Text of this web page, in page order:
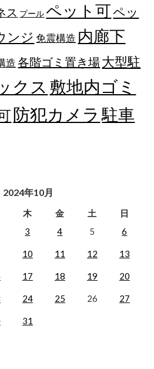
ス プール ペット可ペッ
ンジ 免震構造 内廊下
造 各階ゴミ置き場大型駐
クス 敷地内ゴミ
防犯カメラ 駐車
2024年10月
木 金 土
日
3 4 5 6
10 11 12 13
17 18 19 20
24 25 26 27
31